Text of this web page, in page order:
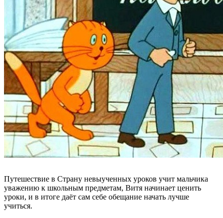
Путешествие в Страну невыученных уроков учит мальчика
уважению к школьным предметам, Витя начинает ценить
уроки, и в итоге даёт сам себе обещание начать лучше
учиться.